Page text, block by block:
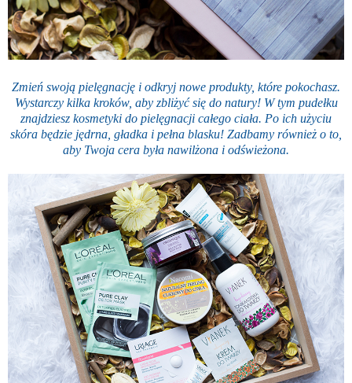
Zmień swoją pielęgnację i odkryj nowe produkty, które pokochasz.
Wystarczy kilka kroków, aby zbliżyć się do natury! W tym pudełku
znajdziesz kosmetyki do pielęgnacji całego ciała. Po ich użyciu
skóra będzie jędrna, gładka i pełna blasku! Zadbamy również o to,
aby Twoja cera była nawilżona i odświeżona.